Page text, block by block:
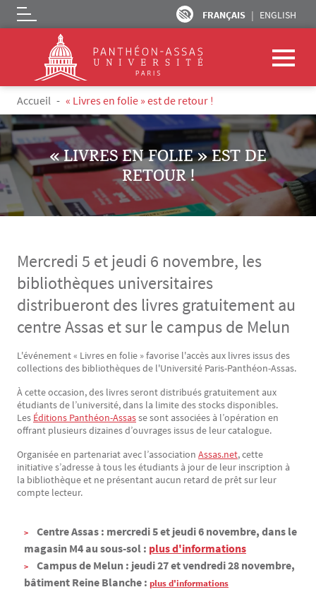
Aller au contenu principal
FRANÇAIS ENGLISH
Logo
Fil d'Ariane
Accueil « Livres en folie » est de retour !
« LIVRES EN FOLIE » EST DE
RETOUR !
Mercredi 5 et jeudi 6 novembre, les
bibliothèques universitaires
distribueront des livres gratuitement au
centre Assas et sur le campus de Melun
Texte
L'événement « Livres en folie » favorise l'accès aux livres issus des
collections des bibliothèques de l'Université Paris-Panthéon-Assas.
À cette occasion, des livres seront distribués gratuitement aux
étudiants de l’université, dans la limite des stocks disponibles.
Les Éditions Panthéon-Assasse sont associées à l’opération en
offrant plusieurs dizaines d’ouvrages issus de leur catalogue.
Organisée en partenariat avec l’association Assas.net, cette
initiative s’adresse à tous les étudiants à jour de leur inscription à
la bibliothèque et ne présentant aucun retard de prêt sur leur
compte lecteur.
Centre Assas : mercredi 5 et jeudi 6 novembre, dans le
magasin M4 au sous-sol : plus d'informations
Campus de Melun : jeudi 27 et vendredi 28 novembre,
bâtiment Reine Blanche : plus d'informations